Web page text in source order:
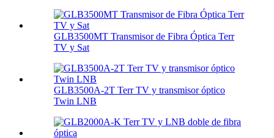
GLB3500MT Transmisor de Fibra Óptica Terr
TV y Sat
GLB3500A-2T Terr TV y transmisor óptico
Twin LNB